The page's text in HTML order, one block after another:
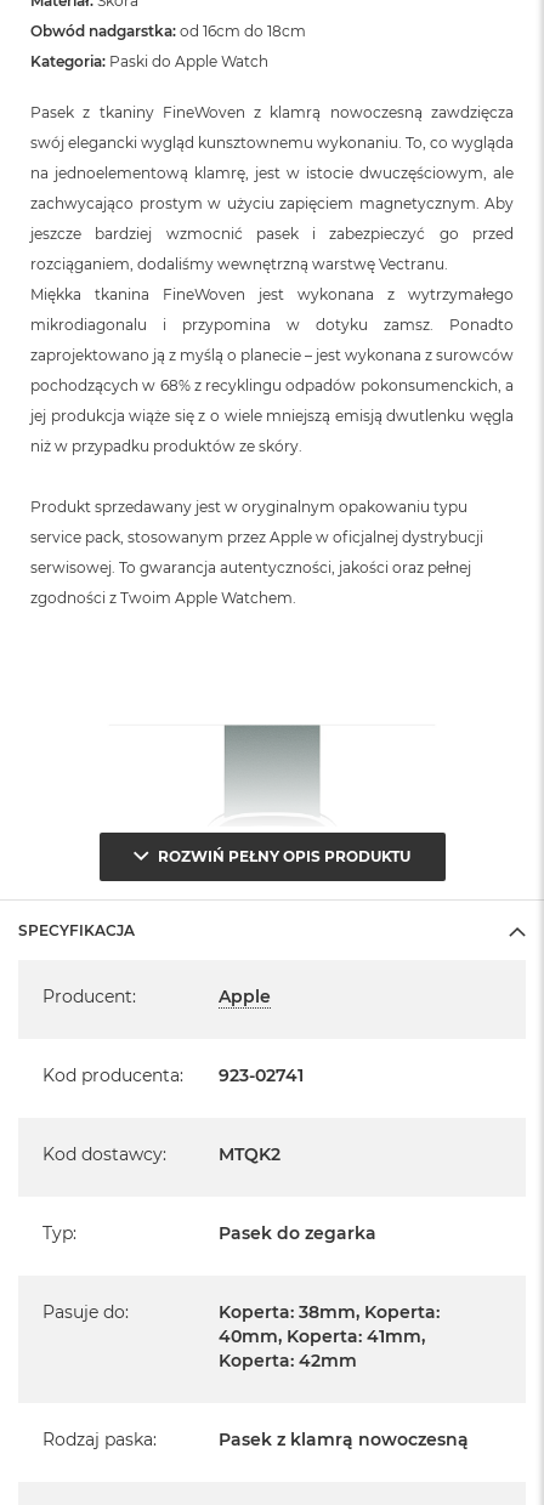
Obwód nadgarstka: od 16cm do 18cm
Kategoria: Paski do Apple Watch
Pasek z tkaniny FineWoven z klamrą nowoczesną zawdzięcza
swój elegancki wygląd kunsztownemu wykonaniu. To, co wygląda
na jednoelementową klamrę, jest w istocie dwuczęściowym, ale
zachwycająco prostym w użyciu zapięciem magnetycznym. Aby
jeszcze bardziej wzmocnić pasek i zabezpieczyć go przed
rozciąganiem, dodaliśmy wewnętrzną warstwę Vectranu.
Miękka tkanina FineWoven jest wykonana z wytrzymałego
mikrodiagonalu i przypomina w dotyku zamsz. Ponadto
zaprojektowano ją z myślą o planecie – jest wykonana z surowców
pochodzących w 68% z recyklingu odpadów pokonsumenckich, a
jej produkcja wiąże się z o wiele mniejszą emisją dwutlenku węgla
niż w przypadku produktów ze skóry.
Produkt sprzedawany jest w oryginalnym opakowaniu typu
service pack, stosowanym przez Apple w oficjalnej dystrybucji
serwisowej. To gwarancja autentyczności, jakości oraz pełnej
zgodności z Twoim Apple Watchem.
ROZWIŃ PEŁNY OPIS PRODUKTU
SPECYFIKACJA
Producent: Apple
Kod producenta: 923-02741
Kod dostawcy: MTQK2
Typ: Pasek do zegarka
Pasuje do:
Koperta: 38mm, Koperta:
40mm, Koperta: 41mm,
Koperta: 42mm
Rodzaj paska: Pasek z klamrą nowoczesną